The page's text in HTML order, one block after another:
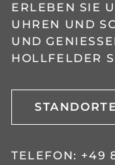
ERLEBEN SIE
UHREN UND
UND
OLLFELDER
STANDORTE
TELEFON: +49